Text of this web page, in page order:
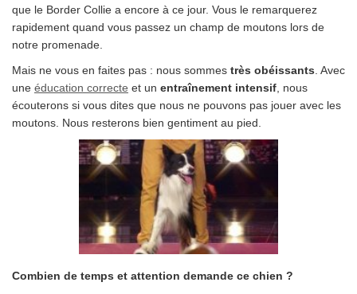
que le Border Collie a encore à ce jour. Vous le remarquerez
rapidement quand vous passez un champ de moutons lors de
notre promenade.
Mais ne vous en faites pas : nous sommes très obéissants. Avec
une éducation correcte et un entraînement intensif, nous
écouterons si vous dites que nous ne pouvons pas jouer avec les
moutons. Nous resterons bien gentiment au pied.
Combien de temps et attention demande ce chien ?